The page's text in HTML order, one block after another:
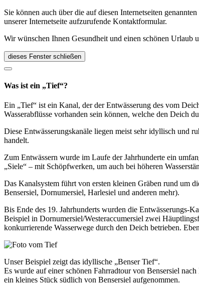
Sie können auch über die auf diesen Internetseiten
unserer Internetseite aufzurufende Kontaktformular.
Wir wünschen Ihnen Gesundheit und einen schönen
dieses Fenster schließen
Was ist ein „Tief“?
Ein „Tief“ ist ein Kanal, der der Entwässerung des vom
Wasserabflüsse vorhanden sein können, welche den Deich
Diese Entwässerungskanäle liegen meist sehr idyllisch und
handelt.
Zum Entwässern wurde im Laufe der Jahrhunderte ein
„Siele“ – mit Schöpfwerken, um auch bei höheren
Das Kanalsystem führt von ersten kleinen Gräben rund um
Bensersiel, Dornumersiel, Harlesiel und anderen mehr).
Bis Ende des 19. Jahrhunderts wurden die Entwässerungs-
Beispiel in Dornumersiel/Westeraccumersiel zwei
konkurrierende Wasserwege durch den Deich betrieben.
Unser Beispiel zeigt das idyllische „Benser Tief“.
Es wurde auf einer schönen Fahrradtour von Bensersiel nach
ein kleines Stück südlich von Bensersiel aufgenommen.